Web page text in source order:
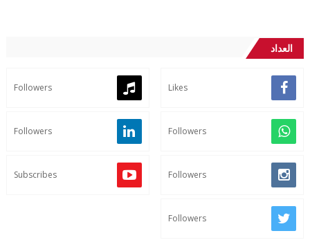
العداد
Likes
Followers
Followers
Followers
Followers
Subscribes
Followers